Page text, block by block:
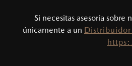
Si necesitas asesoría
únicamente a un